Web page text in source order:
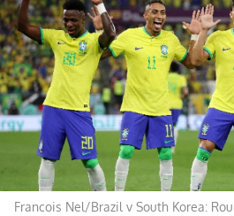
Francois Nel/Brazil v South Korea: